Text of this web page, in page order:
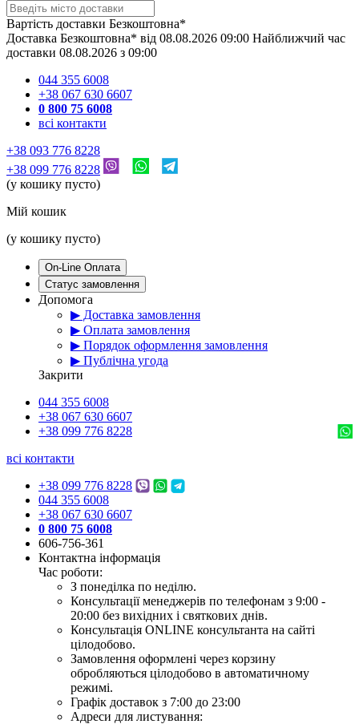
Вартість доставки Безкоштовна*
Доставка Безкоштовна* від 08.08.2026 09:00 Найближчий час
доставки 08.08.2026 з 09:00
044 355 6008
+38 067 630 6607
0 800 75 6008
всі контакти
+38 093 776 8228
+38 099 776 8228
(у кошику пусто)
Мій кошик
(у кошику пусто)
On-Line Оплата
Статус замовлення
Допомога
▶ Доставка замовлення
▶ Оплата замовлення
▶ Порядок оформлення замовлення
▶ Публічна угода
Закрити
044 355 6008
+38 067 630 6607
+38 099 776 8228
всі контакти
+38 099 776 8228
044 355 6008
+38 067 630 6607
0 800 75 6008
606-756-361
Контактна інформація
Час роботи:
З понеділка по неділю.
Консультації менеджерів по телефонам з 9:00 -
20:00 без вихідних і святкових днів.
Консультація ONLINE консультанта на сайті
цілодобово.
Замовлення оформлені через корзину
обробляються цілодобово в автоматичному
режимі.
Графік доставок з 7:00 до 23:00
Адреси для листування: